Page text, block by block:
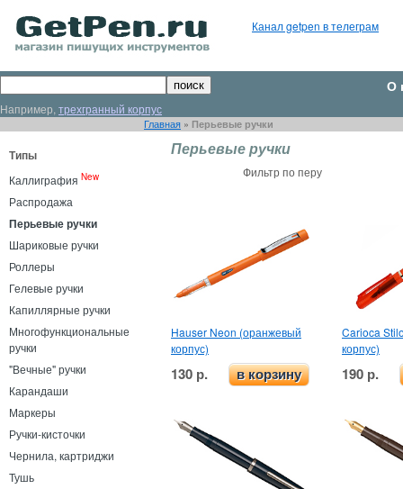
Канал getpen в телеграм
Например, трехгранный корпус
О
Главная » Перьевые ручки
Типы
Каллиграфия New
Распродажа
Перьевые ручки
Шариковые ручки
Роллеры
Гелевые ручки
Капиллярные ручки
Многофункциональные
ручки
"Вечные" ручки
Карандаши
Маркеры
Ручки-кисточки
Чернила, картриджи
Тушь
Перьевые ручки
Фильтр по перу
Hauser Neon (оранжевый
корпус)
130 р. в корзину
Carioca
корпус)
190 р.